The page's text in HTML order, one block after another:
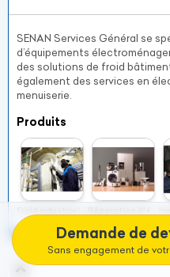
Demande de
Sans engagement de
SENAN Services Général se
d’équipements
des solutions de froid
également des services en
menuiserie.
Produits